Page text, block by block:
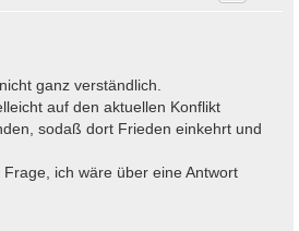
ganz verständlich.
auf den aktuellen Konflikt
sodaß dort Frieden einkehrt und
ich wäre über eine Antwort